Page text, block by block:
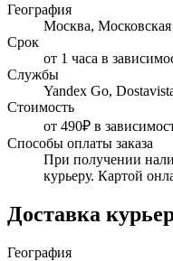
География
Москва, Московская
Срок
от 1 часа в
Службы
Yandex Go,
Стоимость
от 490₽ в
Способы оплаты заказа
При получении
курьеру. Картой
Доставка
География